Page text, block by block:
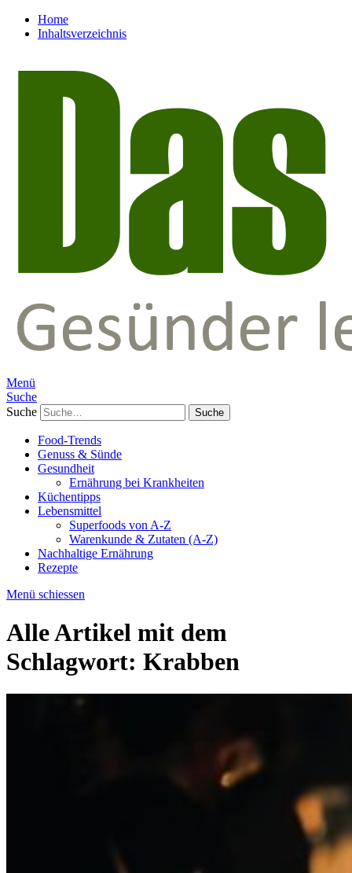
Home
Inhaltsverzeichnis
Menü
Suche
Suche
Food-Trends
Genuss & Sünde
Gesundheit
Ernährung bei Krankheiten
Küchentipps
Lebensmittel
Superfoods von A-Z
Warenkunde & Zutaten (A-Z)
Nachhaltige Ernährung
Rezepte
Menü schiessen
Alle Artikel mit dem
Schlagwort: Krabben